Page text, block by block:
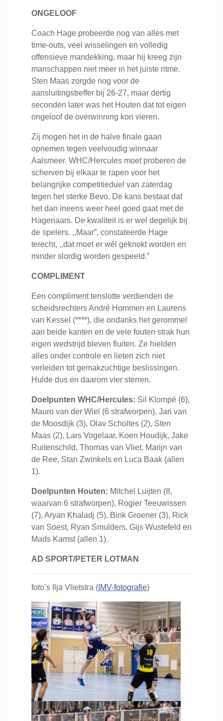
ONGELOOF
Coach Hage probeerde nog van alles met
time-outs, veel wisselingen en volledig
offensieve mandekking, maar hij kreeg zijn
manschappen niet meer in het juiste ritme.
Sten Maas zorgde nog voor de
aansluitingstreffer bij 26-27, maar dertig
seconden later was het Houten dat tot eigen
ongeloof de overwinning kon vieren.
Zij mogen het in de halve finale gaan
opnemen tegen veelvoudig winnaar
Aalsmeer. WHC/Hercules moet proberen de
scherven bij elkaar te rapen voor het
belangrijke competitieduel van zaterdag
tegen het sterke Bevo. De kans bestaat dat
het dan ineens weer heel goed gaat met de
Hagenaars. De kwaliteit is er wel degelijk bij
de spelers. ,,Maar”, constateerde Hage
terecht, ,,dat moet er wél geknokt worden en
minder slordig worden gespeeld.”
COMPLIMENT
Een compliment tenslotte verdienden de
scheidsrechters André Hommen en Laurens
van Kessel (****), die ondanks het gerommel
aan beide kanten en de vele fouten strak hun
eigen wedstrijd bleven fluiten. Ze hielden
alles onder controle en lieten zich niet
verleiden tot gemakzuchtige beslissingen.
Hulde dus en daarom vier sterren.
Doelpunten WHC/Hercules: Sil Klompé (6),
Mauro van der Wiel (6 strafworpen), Jari van
de Moosdijk (3), Olav Scholtes (2), Sten
Maas (2), Lars Vogelaar, Koen Houdijk, Jake
Ruitenschild, Thomas van Vliet, Marijn van
de Ree, Stan Zwinkels en Luca Baak (allen
1).
Doelpunten Houten: Mitchel Luijten (8,
waarvan 6 strafworpen), Rogier Teeuwissen
(7), Aryan Khaladj (5), Bink Groener (3), Rick
van Soest, Ryan Smulders, Gijs Wustefeld en
Mads Kamst (allen 1).
AD SPORT/PETER LOTMAN
foto’s Ilja Vlietstra ( IMV-fotografie)